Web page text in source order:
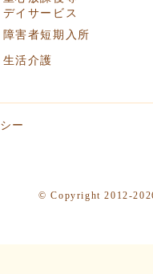
デイサービス
障害者短期入所
生活介護
ー
© Copyright 2012-